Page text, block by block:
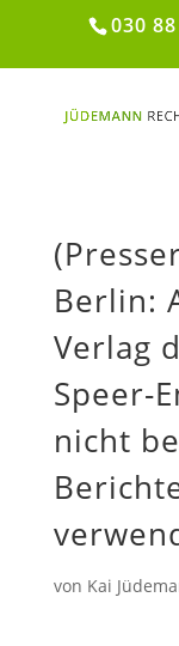
030
Berlin:
Verlag
Speer-
nicht
von Kai